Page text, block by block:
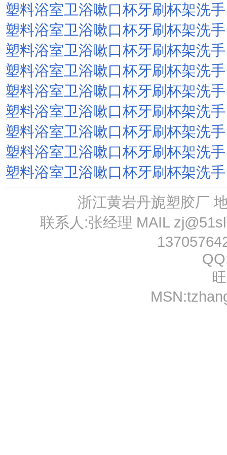
塑料浴室卫浴嗽口杯牙刷杯架洗手
塑料浴室卫浴嗽口杯牙刷杯架洗手
塑料浴室卫浴嗽口杯牙刷杯架洗手
塑料浴室卫浴嗽口杯牙刷杯架洗手
塑料浴室卫浴嗽口杯牙刷杯架洗手
塑料浴室卫浴嗽口杯牙刷杯架洗手
塑料浴室卫浴嗽口杯牙刷杯架洗手
塑料浴室卫浴嗽口杯牙刷杯架洗手
塑料浴室卫浴嗽口杯牙刷杯架洗手
浙江黄岩丹旎塑胶厂
联系人:张经理 MAIL
MSN: